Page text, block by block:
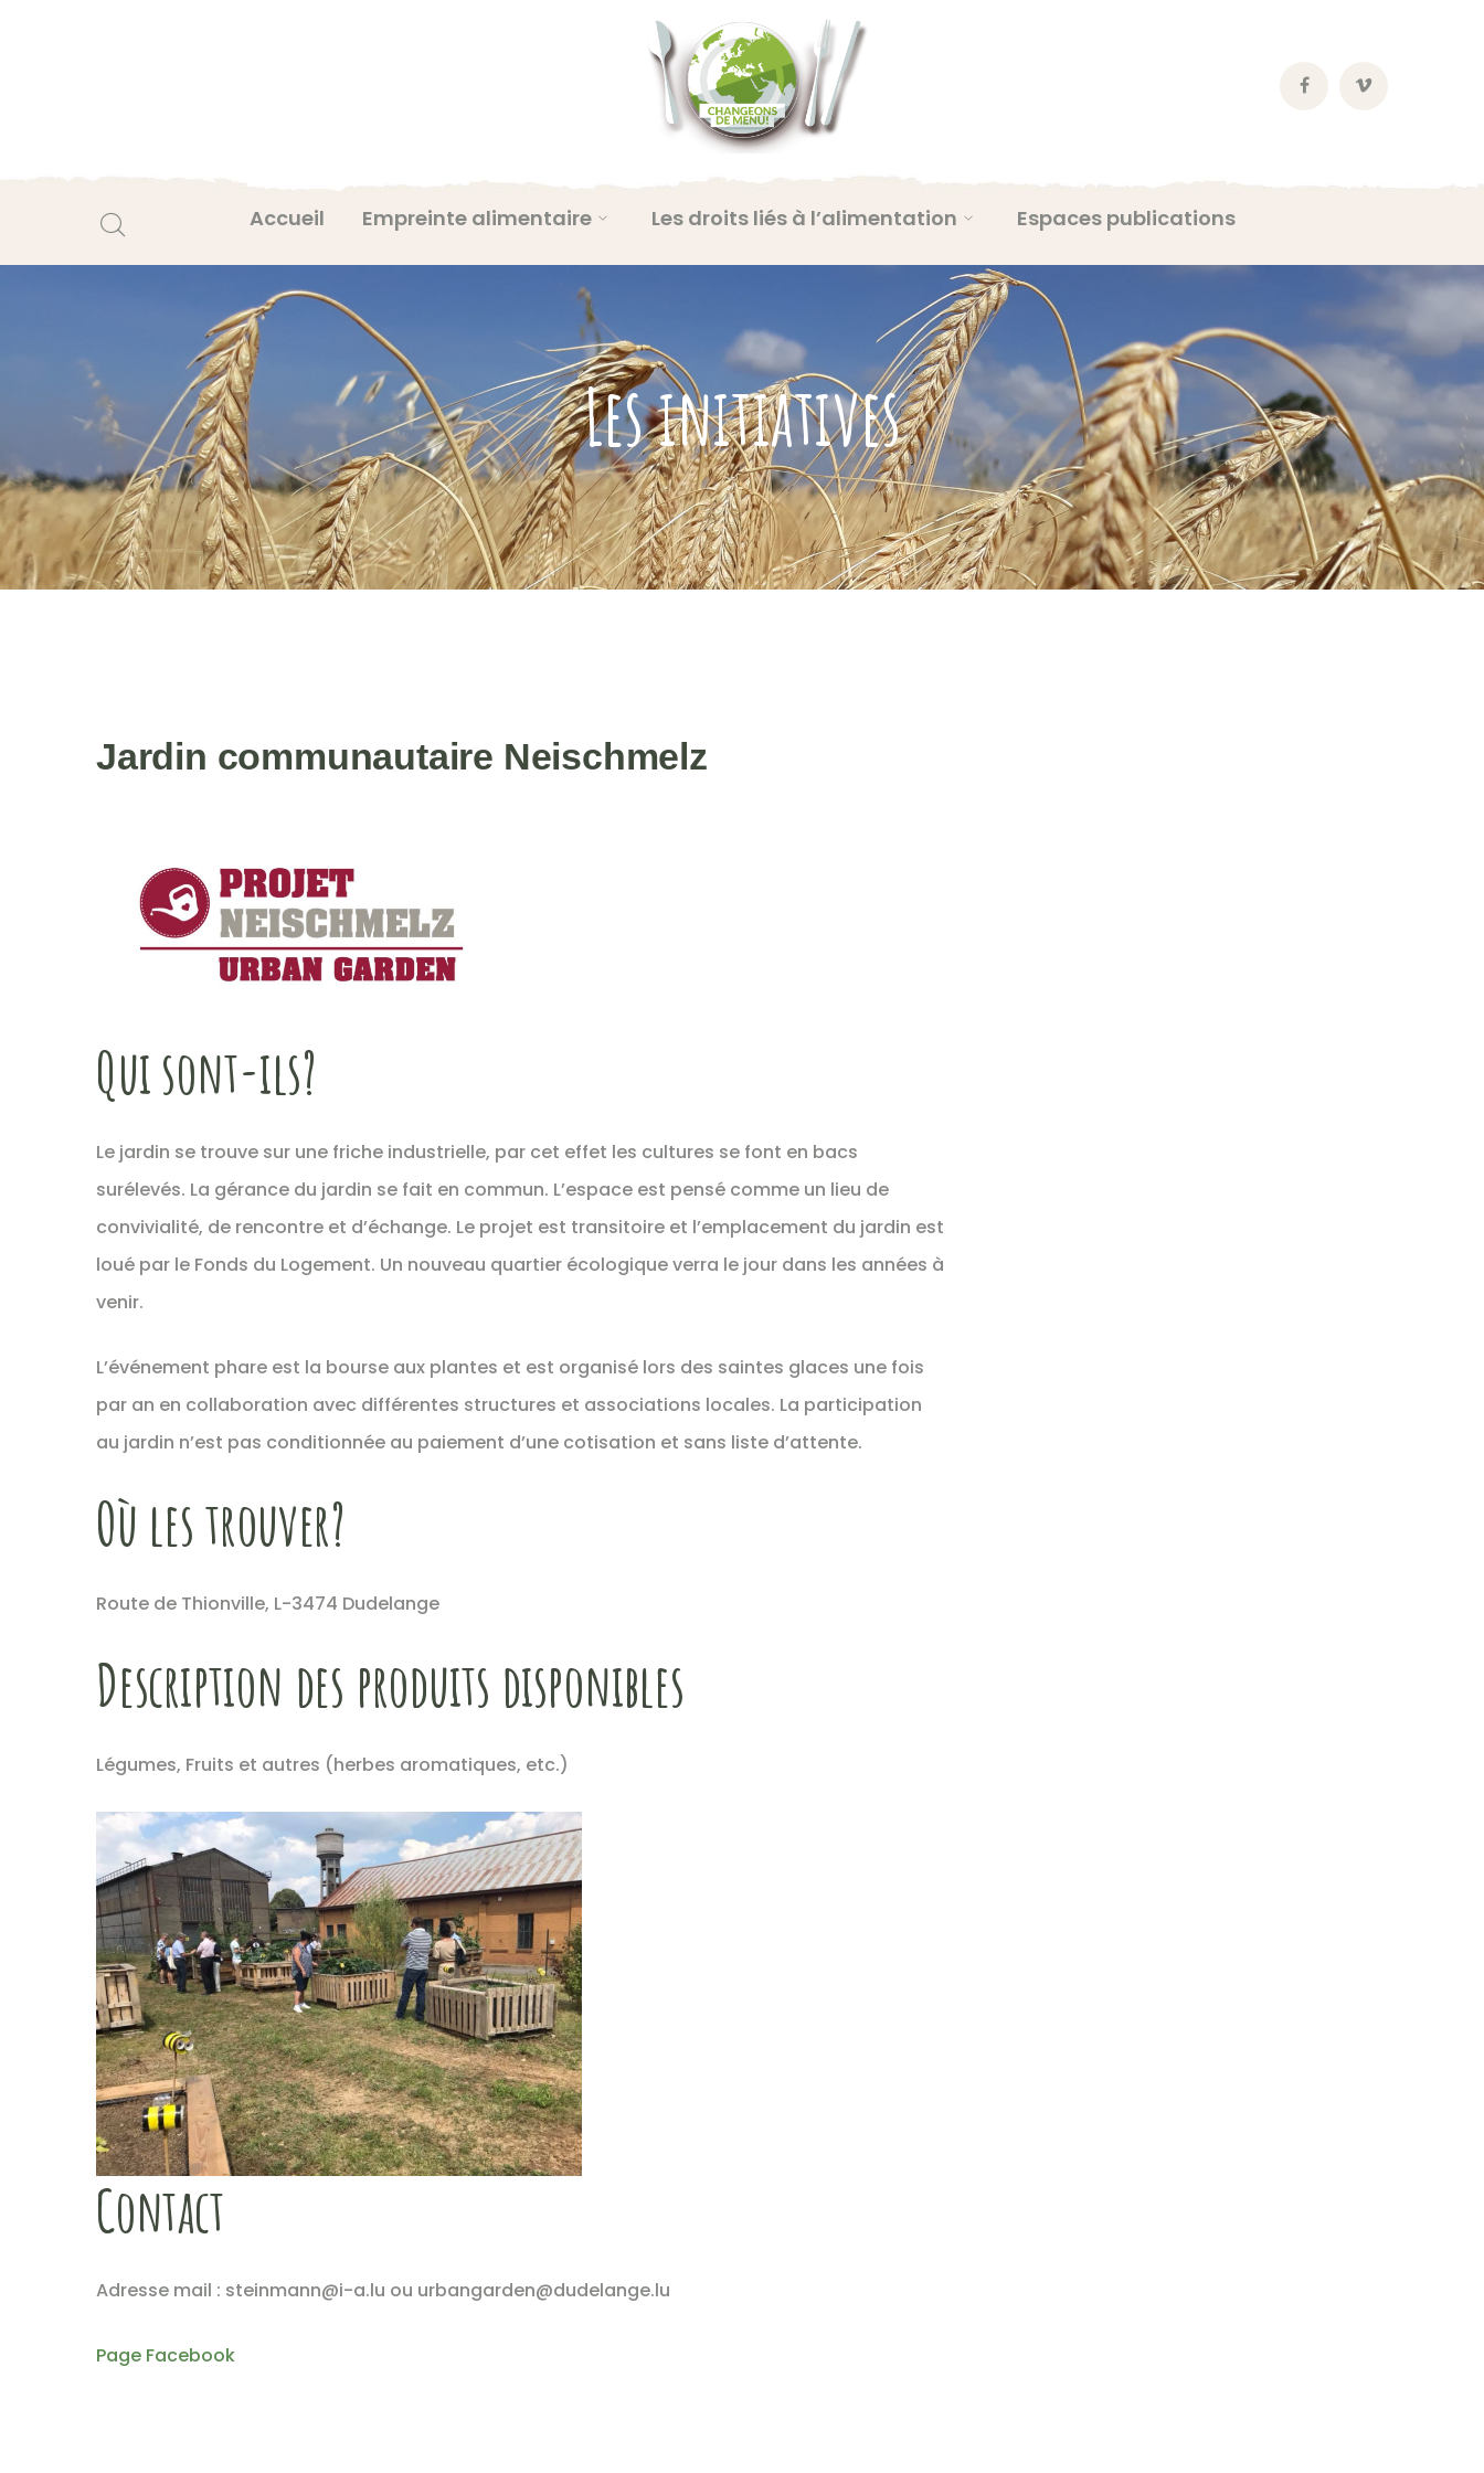
FacebookVimeo
Accueil Empreinte alimentaire Les droits liés à l’alimentation Espaces publications
Les initiatives
Jardin communautaire Neischmelz
Qui sont-ils?
Le jardin se trouve sur une friche industrielle, par cet effet les cultures se font en bacs
surélevés. La gérance du jardin se fait en commun. L’espace est pensé comme un lieu de
convivialité, de rencontre et d’échange. Le projet est transitoire et l’emplacement du jardin est
loué par le Fonds du Logement. Un nouveau quartier écologique verra le jour dans les années à
venir.
L’événement phare est la bourse aux plantes et est organisé lors des saintes glaces une fois
par an en collaboration avec différentes structures et associations locales. La participation
au jardin n’est pas conditionnée au paiement d’une cotisation et sans liste d’attente.
Où les trouver?
Route de Thionville, L-3474 Dudelange
Description des produits disponibles
Légumes, Fruits et autres (herbes aromatiques, etc.)
Contact
Adresse mail : steinmann@i-a.lu ou urbangarden@dudelange.lu
Page Facebook